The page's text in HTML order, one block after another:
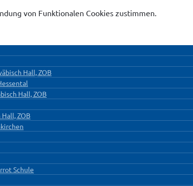
von Funktionalen Cookies zustimmen.
Hall, ZOB
Hall, ZOB
ZOB
Schule